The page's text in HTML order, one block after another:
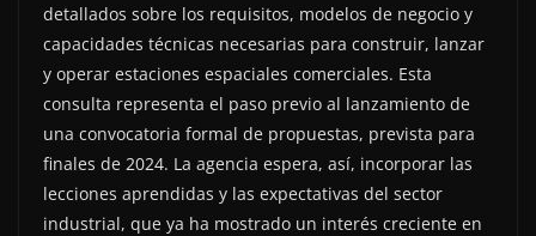
detallados sobre los requisitos, modelos de negocio y
capacidades técnicas necesarias para construir, lanzar
y operar estaciones espaciales comerciales. Esta
consulta representa el paso previo al lanzamiento de
una convocatoria formal de propuestas, prevista para
finales de 2024. La agencia espera, así, incorporar las
lecciones aprendidas y las expectativas del sector
industrial, que ya ha mostrado un interés creciente en